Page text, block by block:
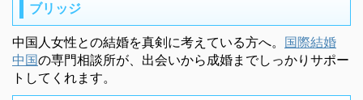
ブリッジ
中国人女性との結婚を真剣に考えている方へ。 国際結婚
中国の専門相談所が、出会いから成婚までしっかりサポー
トしてくれます。